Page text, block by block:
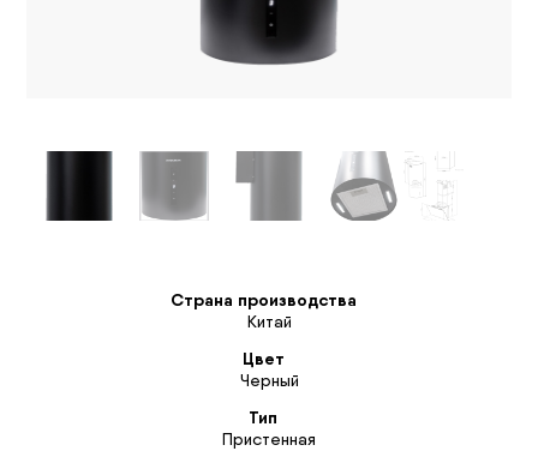
Страна производства
Китай
Цвет
Черный
Тип
Пристенная